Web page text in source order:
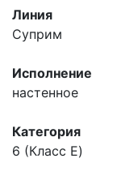
Линия
Суприм
Исполнение
настенное
Категория
6 (Класс E)